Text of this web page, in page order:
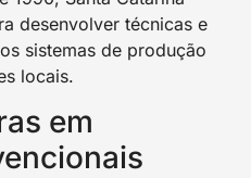
desenvolver técnicas e
sistemas de produção
locais.
em